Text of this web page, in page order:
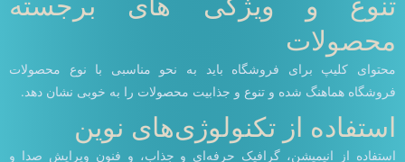
تنوع و ویژگی های برجسته
محصولات
محتوای کلیپ برای فروشگاه باید به نحو مناسبی با نوع محصولات
فروشگاه هماهنگ شده و تنوع و جذابیت محصولات را به خوبی نشان دهد.
استفاده از تکنولوژی‌های نوین
استفاده از انیمیشن، گرافیک حرفه‌ای و جذاب، و فنون ویرایش صدا و